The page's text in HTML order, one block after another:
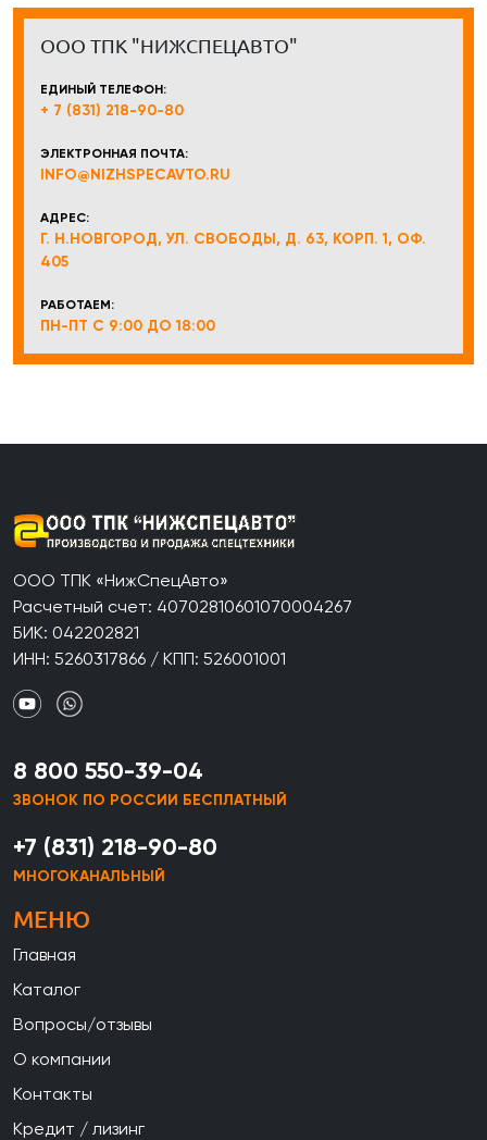
ООО ТПК "НИЖСПЕЦАВТО"
ЕДИНЫЙ ТЕЛЕФОН:
+ 7 (831) 218-90-80
ЭЛЕКТРОННАЯ ПОЧТА:
INFO@NIZHSPECAVTO.RU
АДРЕС:
Г. Н.НОВГОРОД, УЛ. СВОБОДЫ, Д. 63, КОРП. 1, ОФ.
405
РАБОТАЕМ:
ПН-ПТ С 9:00 ДО 18:00
ООО ТПК «НижСпецАвто»
Расчетный счет: 40702810601070004267
БИК: 042202821
ИНН: 5260317866 / КПП: 526001001
8 800 550-39-04
ЗВОНОК ПО РОССИИ БЕСПЛАТНЫЙ
+7 (831) 218-90-80
МНОГОКАНАЛЬНЫЙ
МЕНЮ
Главная
Каталог
Вопросы/отзывы
О компании
Контакты
Кредит / лизинг